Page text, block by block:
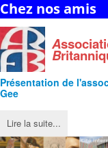
Chez nos amis
A
B
Présentation de l'
Gee
Lire la suite...